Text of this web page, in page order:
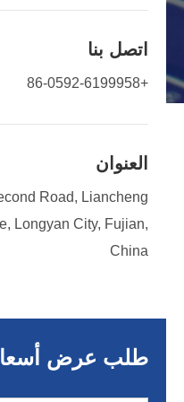
اتصل بنا
+86-0592-6199958
العنوان
Road, Liancheng
Longyan City, Fujian,
China
طلب عرض